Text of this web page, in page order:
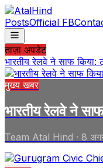
PostsOfficial FB
ताज़ा अपडेट
भारतीय रेलवे ने साफ किया:
मुख्य खबर
भारतीय रेलवे ने
Team Atal Hind · 8